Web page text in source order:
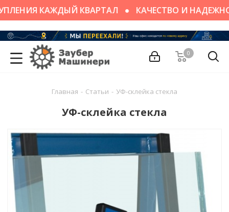
КАЖДЫЙ КВАРТАЛ КАЧЕСТВО И
0
Главная - Статьи - УФ-склейка стекла
УФ-склейка стекла